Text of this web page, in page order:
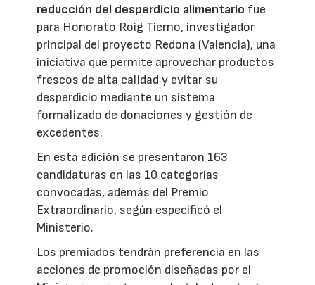
reducción del desperdicio alimentario fue
para Honorato Roig Tierno, investigador
principal del proyecto Redona (Valencia), una
iniciativa que permite aprovechar productos
frescos de alta calidad y evitar su
desperdicio mediante un sistema
formalizado de donaciones y gestión de
excedentes.
En esta edición se presentaron 163
candidaturas en las 10 categorías
convocadas, además del Premio
Extraordinario, según especificó el
Ministerio.
Los premiados tendrán preferencia en las
acciones de promoción diseñadas por el